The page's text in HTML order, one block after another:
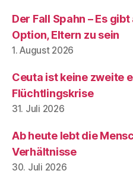
Der Fall Spahn – Es
Option, Eltern zu sein
1. August 2026
Ceuta ist keine zweite
Flüchtlingskrise
31. Juli 2026
Ab heute lebt die
Verhältnisse
30. Juli 2026